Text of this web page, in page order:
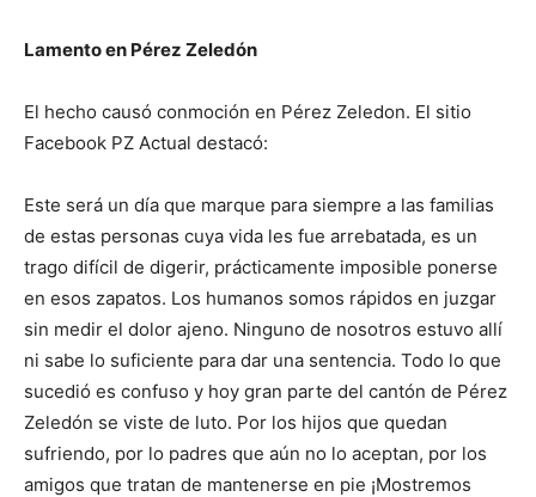
Lamento en Pérez Zeledón
El hecho causó conmoción en Pérez Zeledon. El sitio
Facebook PZ Actual destacó:
Este será un día que marque para siempre a las familias
de estas personas cuya vida les fue arrebatada, es un
trago difícil de digerir, prácticamente imposible ponerse
en esos zapatos. Los humanos somos rápidos en juzgar
sin medir el dolor ajeno. Ninguno de nosotros estuvo allí
ni sabe lo suficiente para dar una sentencia. Todo lo que
sucedió es confuso y hoy gran parte del cantón de Pérez
Zeledón se viste de luto. Por los hijos que quedan
sufriendo, por lo padres que aún no lo aceptan, por los
amigos que tratan de mantenerse en pie ¡Mostremos